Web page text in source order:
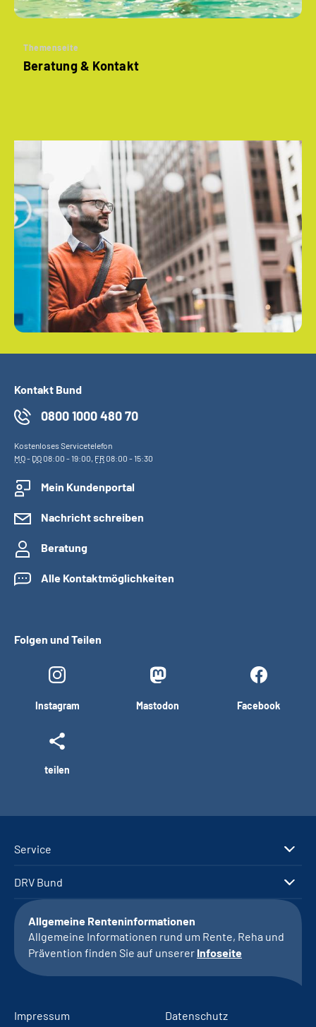
Themenseite
Beratung & Kontakt
Kontakt Bund
0800 1000 480 70
Kostenloses Servicetelefon
MO- DO08:00 - 19:00, FR08:00 - 15:30
Mein Kundenportal
Nachricht schreiben
Beratung
Alle Kontaktmöglichkeiten
Folgen und Teilen
Instagram Mastodon Facebook
teilen
Service
DRV Bund
Allgemeine Renteninformationen
Allgemeine Informationen rund um Rente, Reha und
Prävention finden Sie auf unserer Infoseite
Impressum Datenschutz